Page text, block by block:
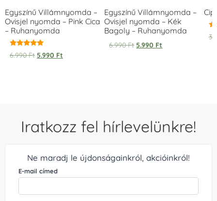
Egyszínű Villámnyomda –
Ovisjel nyomda – Pink Cica
– Ruhanyomda
Értékelés:
5.00
6.990Ft 5.990 Ft
Egyszínű Villámnyomda –
Ovisjel nyomda – Kék
Bagoly – Ruhanyomda
6.990Ft 5.990 Ft
Iratkozz fel hírlevelünkre!
Ne maradj le újdonságainkról, akcióinkról!
E-mail címed